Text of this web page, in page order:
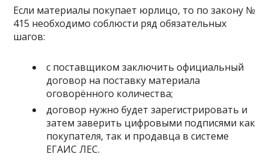
Если материалы покупает юрлицо, то по закону №
415 необходимо соблюсти ряд обязательных
шагов:
с поставщиком заключить официальный
договор на поставку материала
оговорённого количества;
договор нужно будет зарегистрировать и
затем заверить цифровыми подписями как
покупателя, так и продавца в системе
ЕГАИС ЛЕС.